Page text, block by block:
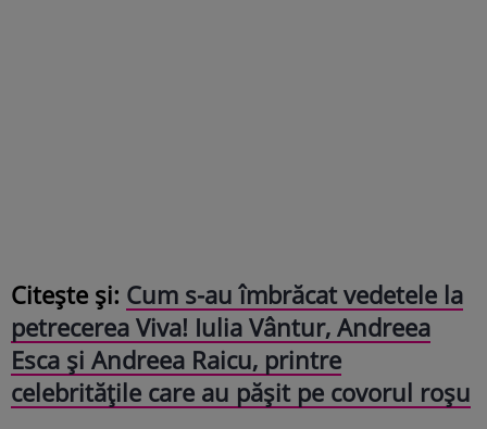
Citește și: Cum s-au îmbrăcat vedetele la
petrecerea Viva! Iulia Vântur, Andreea
Esca și Andreea Raicu, printre
celebritățile care au pășit pe covorul roșu